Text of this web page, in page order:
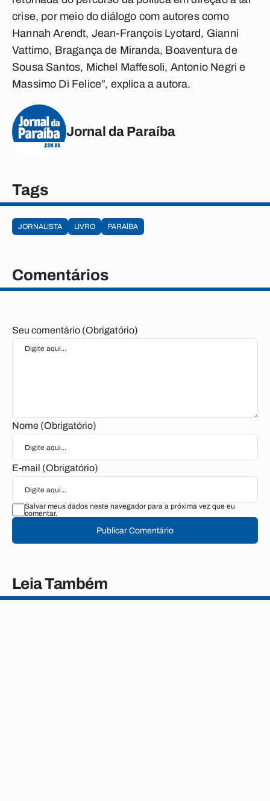
crise, por meio do diálogo com autores como
Hannah Arendt, Jean-François Lyotard, Gianni
Vattimo, Bragança de Miranda, Boaventura de
Sousa Santos, Michel Maffesoli, Antonio Negri e
Massimo Di Felice”, explica a autora.
Jornal da Paraíba
Tags
JORNALISTA LIVRO PARAÍBA
Comentários
Seu comentário (Obrigatório)
Nome (Obrigatório)
E-mail (Obrigatório)
Salvar meus dados neste navegador para a próxima vez que eu
comentar.
Publicar Comentário
Leia Também